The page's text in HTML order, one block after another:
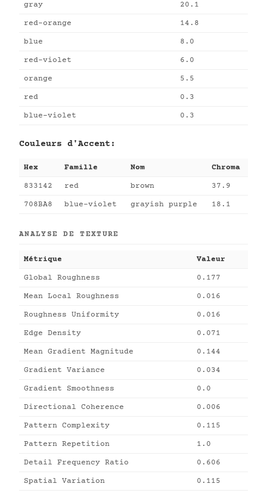
gray 20.1
red-orange 14.8
blue 8.0
red-violet 6.0
orange 5.5
red 0.3
blue-violet 0.3
Couleurs d'Accent:
Hex Famille Nom Chroma
833142 red brown 37.9
708BA8 blue-violet grayish purple 18.1
ANALYSE DE TEXTURE
Métrique Valeur
Global Roughness 0.177
Mean Local Roughness 0.016
Roughness Uniformity 0.016
Edge Density 0.071
Mean Gradient Magnitude 0.144
Gradient Variance 0.034
Gradient Smoothness 0.0
Directional Coherence 0.006
Pattern Complexity 0.115
Pattern Repetition 1.0
Detail Frequency Ratio 0.606
Spatial Variation 0.115